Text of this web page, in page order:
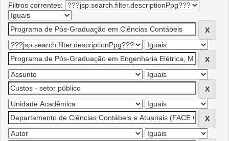
Filtros correntes: